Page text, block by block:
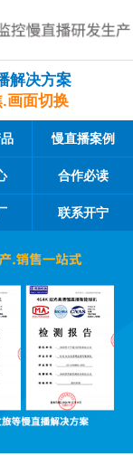
解决方案
画面切换
慢直播案例
合作必读
联系开宁